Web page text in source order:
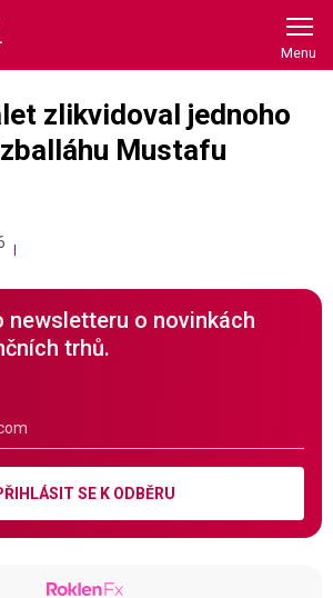
zlikvidoval jednoho
Mustafu
newsletteru o novinkách
trhů.
SE K ODBĚRU